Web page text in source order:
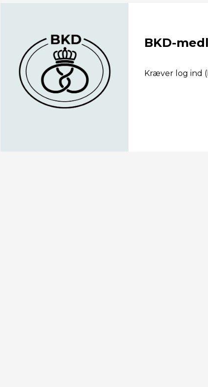
BKD-
Kræver log ind